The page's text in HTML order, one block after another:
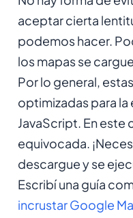
aceptar cierta
podemos hacer.
los mapas se
Por lo general,
optimizadas para
JavaScript. En este
equivocada.
descargue y se
Escribí una guía
incrustar Google